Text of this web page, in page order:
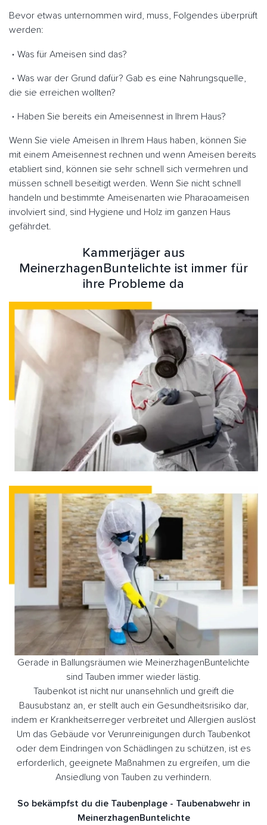
Bevor etwas unternommen wird, muss, Folgendes überprüft
werden:
Was für Ameisen sind das?
Was war der Grund dafür? Gab es eine Nahrungsquelle,
die sie erreichen wollten?
Haben Sie bereits ein Ameisennest in Ihrem Haus?
Wenn Sie viele Ameisen in Ihrem Haus haben, können Sie
mit einem Ameisennest rechnen und wenn Ameisen bereits
etabliert sind, können sie sehr schnell sich vermehren und
müssen schnell beseitigt werden. Wenn Sie nicht schnell
handeln und bestimmte Ameisenarten wie Pharaoameisen
involviert sind, sind Hygiene und Holz im ganzen Haus
gefährdet.
Kammerjäger aus
MeinerzhagenBuntelichte ist immer für
ihre Probleme da
Gerade in Ballungsräumen wie MeinerzhagenBuntelichte
sind Tauben immer wieder lästig.
Taubenkot ist nicht nur unansehnlich und greift die
Bausubstanz an, er stellt auch ein Gesundheitsrisiko dar,
indem er Krankheitserreger verbreitet und Allergien auslöst
Um das Gebäude vor Verunreinigungen durch Taubenkot
oder dem Eindringen von Schädlingen zu schützen, ist es
erforderlich, geeignete Maßnahmen zu ergreifen, um die
Ansiedlung von Tauben zu verhindern.
So bekämpfst du die Taubenplage - Taubenabwehr in
MeinerzhagenBuntelichte